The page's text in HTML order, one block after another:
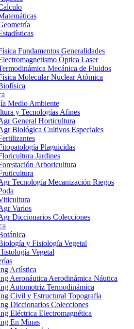
Fundamentos Generalidades
Óptica Laser
Mecánica de Fluidos
Molecular Nuclear Atómica
Medio Ambiente
y Tecnologías Afines
General Horticultura
Biológica Cultivos Especiales
Plaguicidas
Jardines
Arboricultura
Tecnología Mecanización Riegos
Varios
Diccionarios Colecciones
y Fisiología Vegetal
Vegetal
Acústica
Aeronáutica Aerodinámica Náutica
Automotriz Termodinámica
Civil y Estructural Topografía
Diccionarios Colecciones
Eléctrica Electromagnética
En Minas